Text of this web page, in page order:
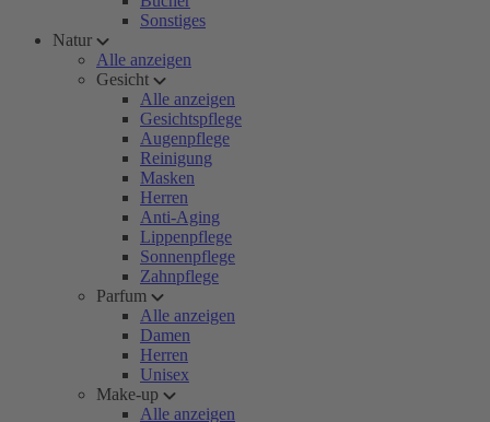
Sonstiges
Natur
Alle anzeigen
Gesicht
Alle anzeigen
Gesichtspflege
Augenpflege
Reinigung
Masken
Herren
Anti-Aging
Lippenpflege
Sonnenpflege
Zahnpflege
Parfum
Alle anzeigen
Damen
Herren
Unisex
Make-up
Alle anzeigen